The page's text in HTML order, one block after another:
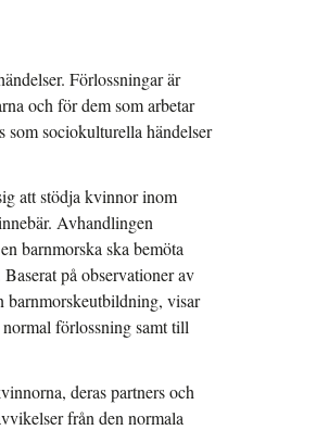
Förlossningar är
och för dem som arbetar
som sociokulturella händelser
att stödja kvinnor inom
Avhandlingen
barnmorska ska bemöta
på observationer av
barnmorskeutbildning, visar
förlossning samt till
deras partners och
från den normala